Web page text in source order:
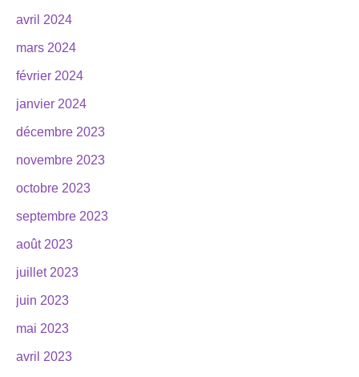
avril 2024
mars 2024
février 2024
janvier 2024
décembre 2023
novembre 2023
octobre 2023
septembre 2023
août 2023
juillet 2023
juin 2023
mai 2023
avril 2023